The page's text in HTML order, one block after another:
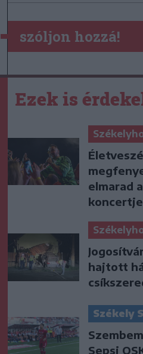
szóljon hozzá!
Ezek is
elmarad
koncertje
hajtott
Székely
Sepsi